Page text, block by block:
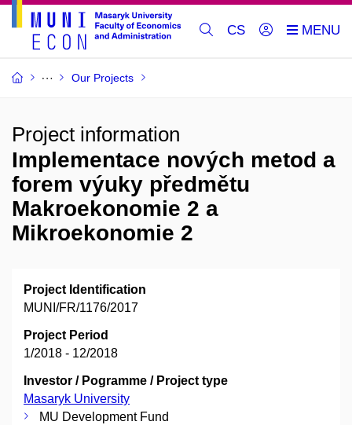
CS
Our Projects
Project information
Implementace nových metod a
forem výuky předmětu
Makroekonomie 2 a
Mikroekonomie 2
Project Identification
MUNI/FR/1176/2017
Project Period
1/2018 - 12/2018
Investor / Pogramme / Project type
Masaryk University
MU Development Fund